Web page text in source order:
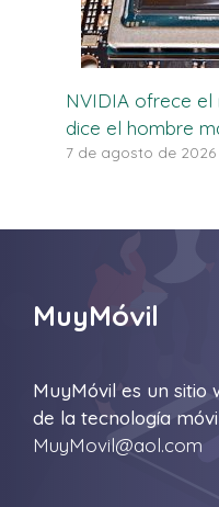
NVIDIA ofrece el
dice el hombre
7 de agosto de 2026
MuyMóvil
MuyMóvil es un sitio
de la tecnología
MuyMovil@aol.com